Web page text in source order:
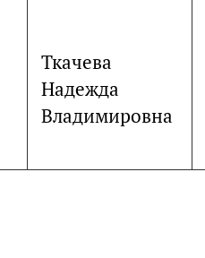
Ткачева
Надежда
Владимировна